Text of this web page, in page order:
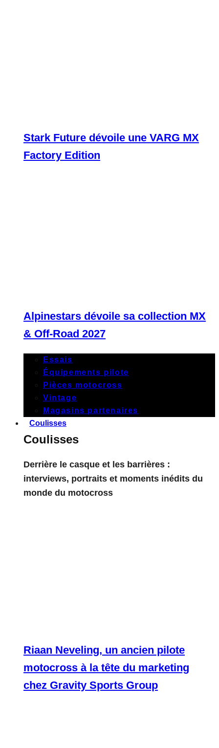
Stark Future dévoile une VARG MX
Factory Edition
Alpinestars dévoile sa collection MX
& Off-Road 2027
Essais
Équipements pilote
Pièces motocross
Vintage
Magasins partenaires
Coulisses
Coulisses
Derrière le casque et les barrières :
interviews, portraits et moments inédits du
monde du motocross
Riaan Neveling, un ancien pilote
motocross à la tête du marketing
chez Gravity Sports Group